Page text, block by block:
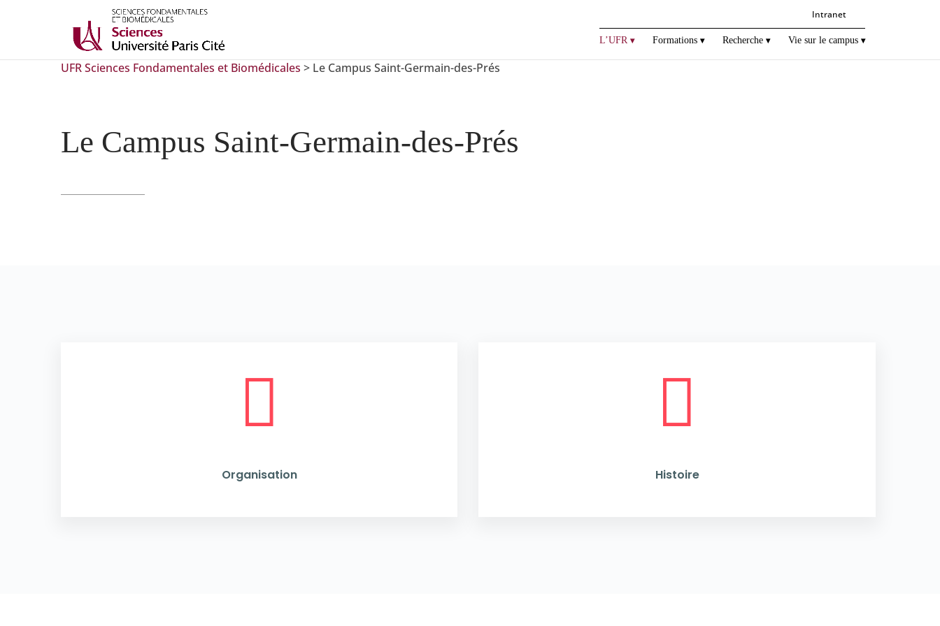
Intranet
L’UFR Formations Recherche Vie sur le campus
UFR Sciences Fondamentales et Biomédicales > Le Campus Saint-Germain-des-Prés
Le Campus Saint-Germain-des-Prés

Organisation

Histoire